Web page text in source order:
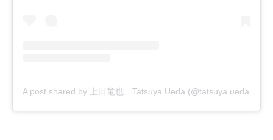
A post shared by 上田竜也 Tatsuya Ueda (@tatsuya.ueda_kt)